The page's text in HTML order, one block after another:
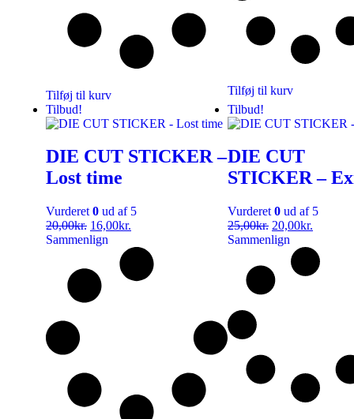
Tilføj til kurv
Tilføj til kurv
Tilbud!
DIE CUT STICKER –
Lost time
Vurderet 0 ud af 5
20,00kr. 16,00kr.
Sammenlign
Tilbud!
DIE CUT
STICKER –
Vurderet 0 ud af 5
25,00kr. 20,00kr.
Sammenlign